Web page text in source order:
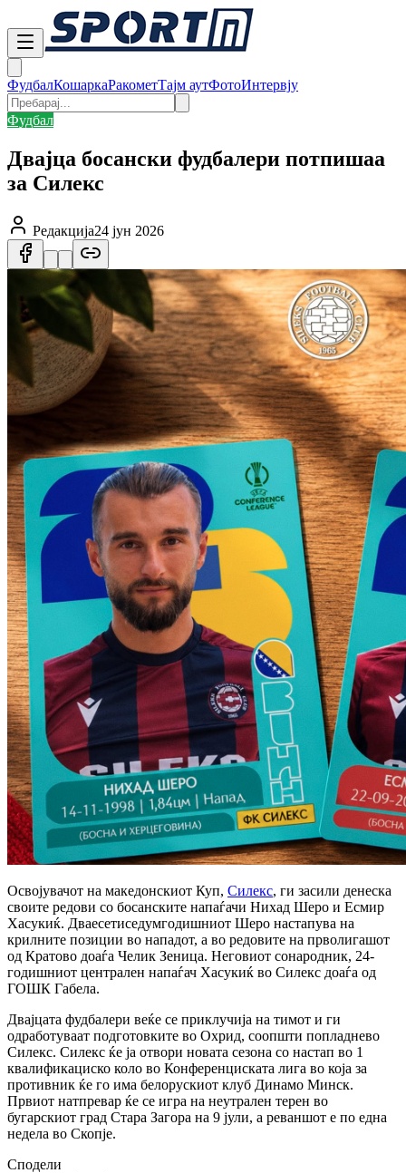
ФудбалКошаркаРакометТајм аутФотоИнтервју
Фудбал
Двајца босански фудбалери потпишаа
за Силекс
Редакција24 јун 2026
Освојувачот на македонскиот Куп, Силекс, ги засили денеска
своите редови со босанските напаѓачи Нихад Шеро и Есмир
Хасукиќ. Дваесетиседумгодишниот Шеро настапува на
крилните позиции во нападот, а во редовите на прволигашот
од Кратово доаѓа Челик Зеница. Неговиот сонародник, 24-
годишниот централен напаѓач Хасукиќ во Силекс доаѓа од
ГОШК Габела.
Двајцата фудбалери веќе се приклучија на тимот и ги
одработуваат подготовките во Охрид, соопшти попладнево
Силекс. Силекс ќе ја отвори новата сезона со настап во 1
квалификациско коло во Конференциската лига во која за
противник ќе го има белорускиот клуб Динамо Минск.
Првиот натпревар ќе се игра на неутрален терен во
бугарскиот град Стара Загора на 9 јули, а реваншот е по една
недела во Скопје.
Сподели